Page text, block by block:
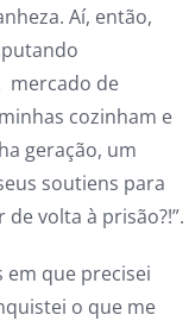
Aí, então,
mercado de
cozinham e
geração, um
soutiens para
volta à prisão?!”.
em que precisei
o que me